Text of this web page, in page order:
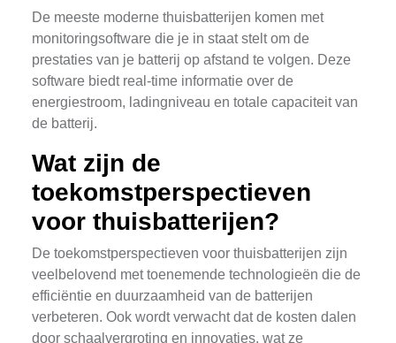
De meeste moderne thuisbatterijen komen met
monitoringsoftware die je in staat stelt om de
prestaties van je batterij op afstand te volgen. Deze
software biedt real-time informatie over de
energiestroom, ladingniveau en totale capaciteit van
de batterij.
Wat zijn de
toekomstperspectieven
voor thuisbatterijen?
De toekomstperspectieven voor thuisbatterijen zijn
veelbelovend met toenemende technologieën die de
efficiëntie en duurzaamheid van de batterijen
verbeteren. Ook wordt verwacht dat de kosten dalen
door schaalvergroting en innovaties, wat ze